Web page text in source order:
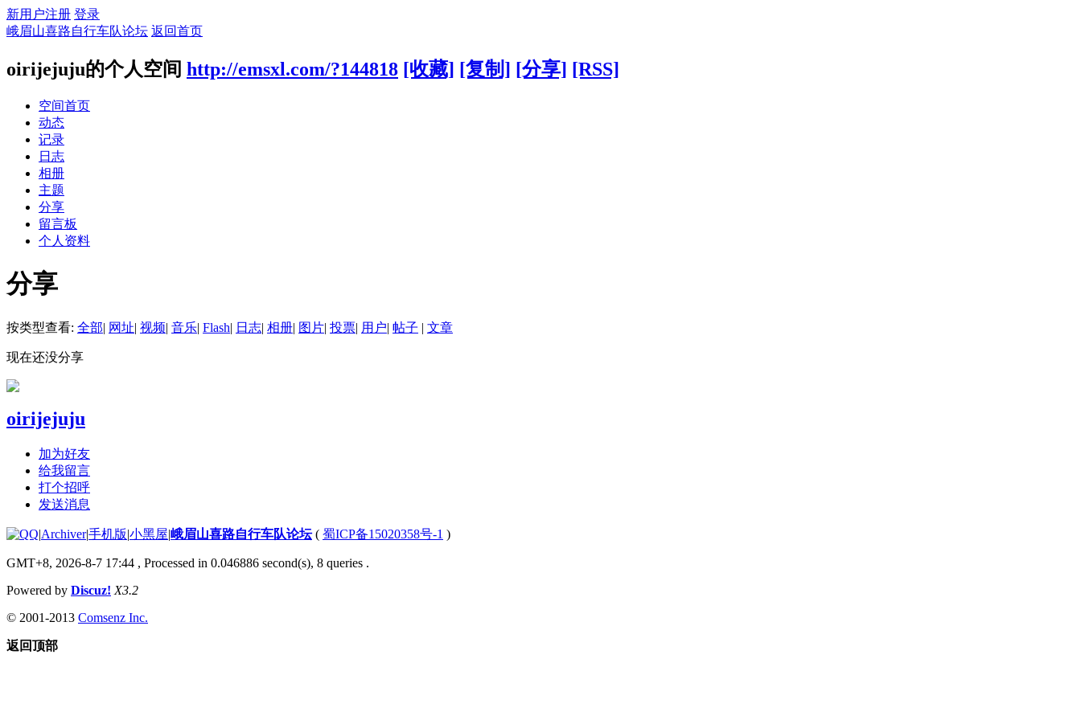
新用户注册 登录
峨眉山喜路自行车队论坛 返回首页
oirijejuju的个人空间 http://emsxl.com/?144818 [收藏] [复制] [分享] [RSS]
空间首页
动态
记录
日志
相册
主题
分享
留言板
个人资料
分享
按类型查看: 全部| 网址| 视频| 音乐| Flash| 日志| 相册| 图片| 投票| 用户| 帖子 | 文章
现在还没分享
oirijejuju
加为好友
给我留言
打个招呼
发送消息
|Archiver|手机版|小黑屋|峨眉山喜路自行车队论坛( 蜀ICP备15020358号-1 )
GMT+8, 2026-8-7 17:44 , Processed in 0.046886 second(s), 8 queries .
Powered by Discuz! X3.2
© 2001-2013 Comsenz Inc.
返回顶部